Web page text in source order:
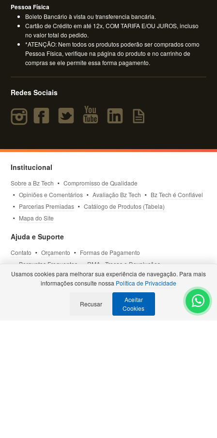
Pessoa Física
Boleto Bancário à vista ou transferencia bancária.
Cartão de Crédito em até 12x, COM TARIFA E/OU JUROS, incluso
no valor total do pedido.
*ATENÇÃO: Nem todos os produtos poderão ser comprados como
Pessoa Física, verifique na página do produto e no carrinho de
compras se ele permite essa forma pagamento.
Redes Sociais
Institucional
Sobre a Bz Tech
Compromisso de Qualidade
Opiniões e Comentários
Avaliação Bz Tech
Bz Tech é Confiável
Parcerias Premiadas
Catálogo de Produtos (Tabela)
Mapa do Site
Ajuda e Suporte
Contato Orçamento
Formas de Pagamento
Perguntas Frequentes
RMA - Trocas e Devoluções
Política de Privacidade
Termos de Uso Site Seguro
Selos e Certificações- Veja todas as Parcerias Premiadas
Usamos cookies para melhorar sua experiência de navegação. Para mais
informações consulte nossa Política de Privacidade
Recusar
Aceitar
Cookies